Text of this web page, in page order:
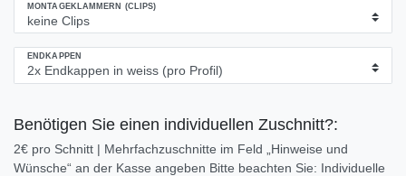
MONTAGEKLAMMERN (CLIPS)
ENDKAPPEN
Benötigen Sie einen individuellen Zuschnitt?:
2€ pro Schnitt | Mehrfachzuschnitte im Feld „Hinweise und
Wünsche“ an der Kasse angeben Bitte beachten Sie: Individuelle